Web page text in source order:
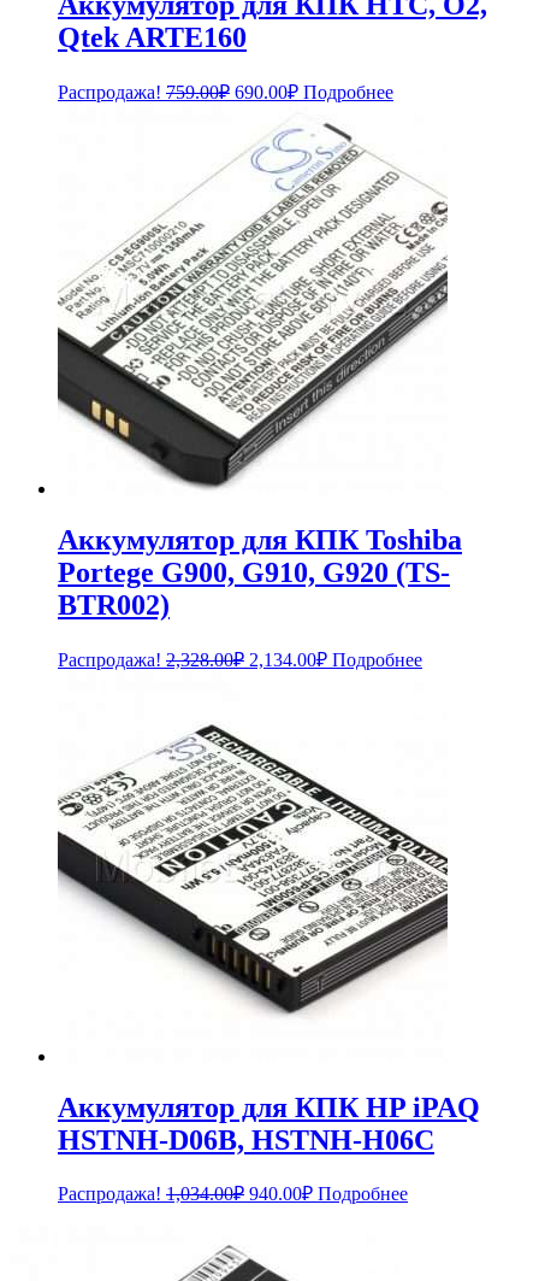
Qtek ARTE160
Распродажа! 759.00₽ Первоначальная
составляла
759.00₽.
690.00₽Текущая
цена:
690.00₽.
Подробнее
Аккумулятор для КПК Toshiba
Portege G900, G910, G920 (TS-
BTR002)
Распродажа! 2,328.00₽ Первоначальная
2,134.00₽Текущая
цена:
Подробнее
Аккумулятор для КПК HP iPAQ
HSTNH-D06B, HSTNH-H06C
Распродажа! 1,034.00₽ Первоначальная
1,034.00₽.
940.00₽Текущая
Подробнее